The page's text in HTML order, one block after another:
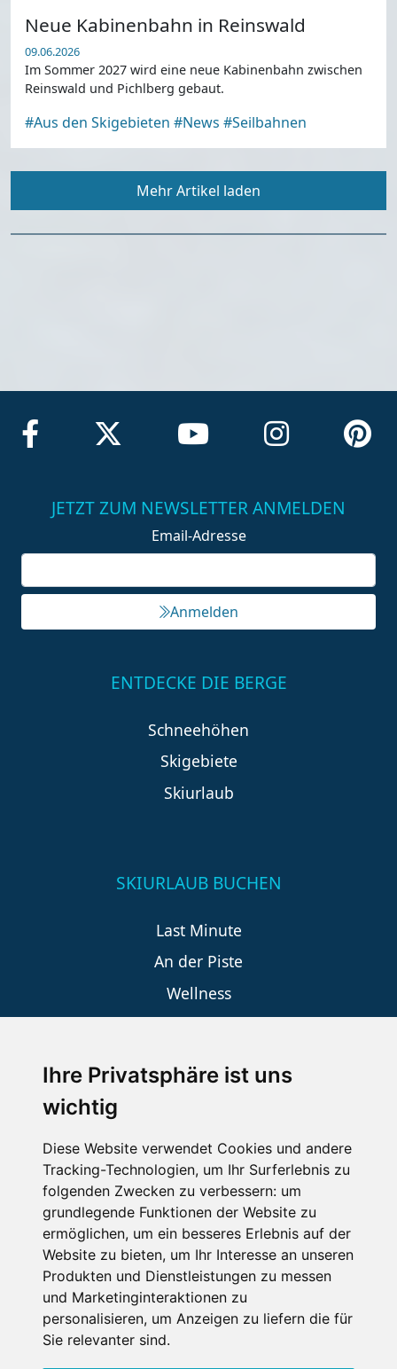
Ihre Privatsphäre ist uns
wichtig
Diese Website verwendet Cookies und andere
Tracking-Technologien, um Ihr Surferlebnis zu
folgenden Zwecken zu verbessern: um
grundlegende Funktionen der Website zu
ermöglichen, um ein besseres Erlebnis auf der
Website zu bieten, um Ihr Interesse an unseren
Produkten und Dienstleistungen zu messen
und Marketinginteraktionen zu
personalisieren, um Anzeigen zu liefern die für
Sie relevanter sind.
Neue Kabinenbahn in Reinswald
09.06.2026
Im Sommer 2027 wird eine neue Kabinenbahn zwischen
Reinswald und Pichlberg gebaut.
#Aus den Skigebieten #News #Seilbahnen
Mehr Artikel laden
JETZT ZUM NEWSLETTER ANMELDEN
Email-Adresse
Anmelden
ENTDECKE DIE BERGE
Schneehöhen
Skigebiete
Skiurlaub
SKIURLAUB BUCHEN
Last Minute
An der Piste
Wellness
SCHNEEHÖHEN SKI APP
Die Schneehoehen Ski APP für iOS und Android - Ein
Muss für alle Wintersportler und Schneefreaks!
Impressum
Datenschutz
Nutzungsbedingungen